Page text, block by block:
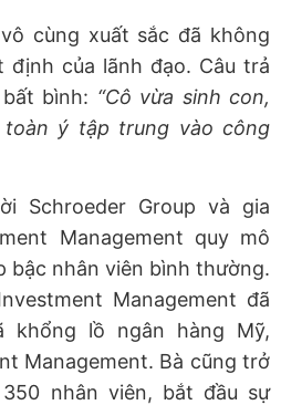
cùng xuất sắc đã không
định của lãnh đạo. Câu trả
bình: “Cô vừa sinh con,
ý tập trung vào công
Schroeder Group và gia
Management quy mô
bậc nhân viên bình thường.
Management đã
khổng lồ ngân hàng Mỹ,
Management. Bà cũng trở
nhân viên, bắt đầu sự